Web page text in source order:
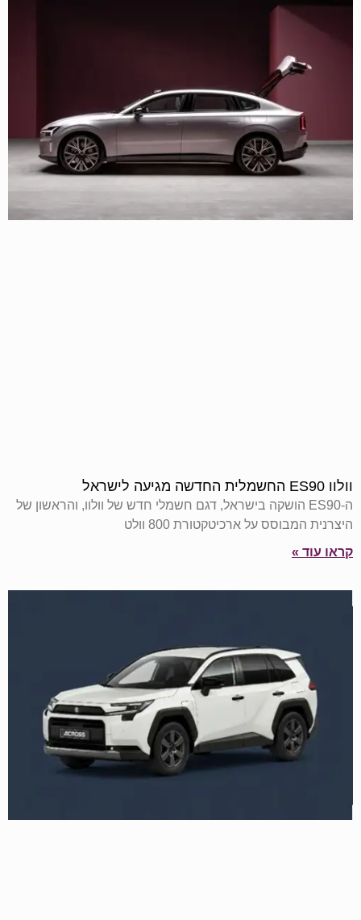
וולוו ES90 החשמלית החדשה מגיעה לישראל
ה-ES90 הושקה בישראל, דגם חשמלי חדש של וולוו, והראשון של
היצרנית המבוסס על ארכיטקטורת 800 וולט
קראו עוד »